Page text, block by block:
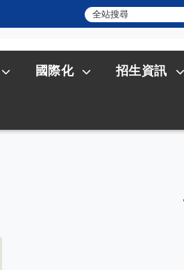
國際化 招生資訊